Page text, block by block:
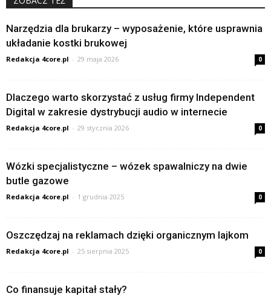
Narzędzia dla brukarzy – wyposażenie, które usprawnia
układanie kostki brukowej
Redakcja 4core.pl - 29 maja 2026 0
Dlaczego warto skorzystać z usług firmy Independent
Digital w zakresie dystrybucji audio w internecie
Redakcja 4core.pl - 29 stycznia 2026 0
Wózki specjalistyczne – wózek spawalniczy na dwie
butle gazowe
Redakcja 4core.pl - 1 grudnia 2025 0
Oszczędzaj na reklamach dzięki organicznym lajkom
Redakcja 4core.pl - 25 sierpnia 2025 0
Co finansuje kapitał stały?